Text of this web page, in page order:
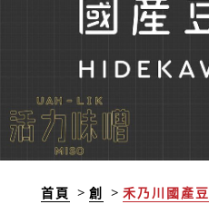
首頁 創 禾乃川國產